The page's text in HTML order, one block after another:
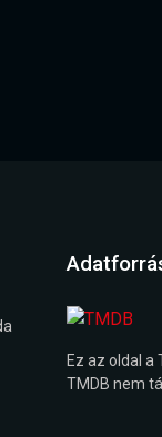
Ez az oldal a
TMDB nem